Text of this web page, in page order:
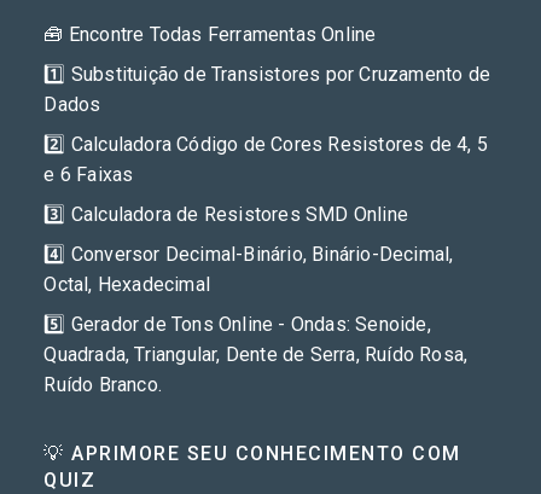
🧰 Encontre Todas Ferramentas Online
1️⃣ Substituição de Transistores por Cruzamento de
Dados
2️⃣ Calculadora Código de Cores Resistores de 4, 5
e 6 Faixas
3️⃣ Calculadora de Resistores SMD Online
4️⃣ Conversor Decimal-Binário, Binário-Decimal,
Octal, Hexadecimal
5️⃣ Gerador de Tons Online - Ondas: Senoide,
Quadrada, Triangular, Dente de Serra, Ruído Rosa,
Ruído Branco.
💡 APRIMORE SEU CONHECIMENTO COM
QUIZ